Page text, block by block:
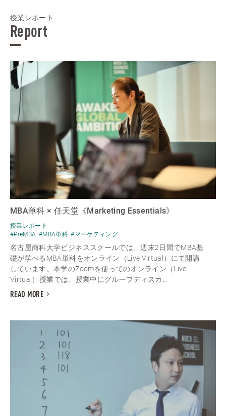
授業レポート
Report
MBA単科 × 任天堂《Marketing Essentials》
授業レポート
#PreMBA #MBA単科 #マーケティング
名古屋商科大学ビジネススクールでは、週末2日間でMBA基
礎が学べるMBA単科をオンライン（Live Virtual）にて開講
しています。本学のZoomを使ってのオンライン（Live
Virtual）授業では、授業中にグループディスカ...
READ MORE